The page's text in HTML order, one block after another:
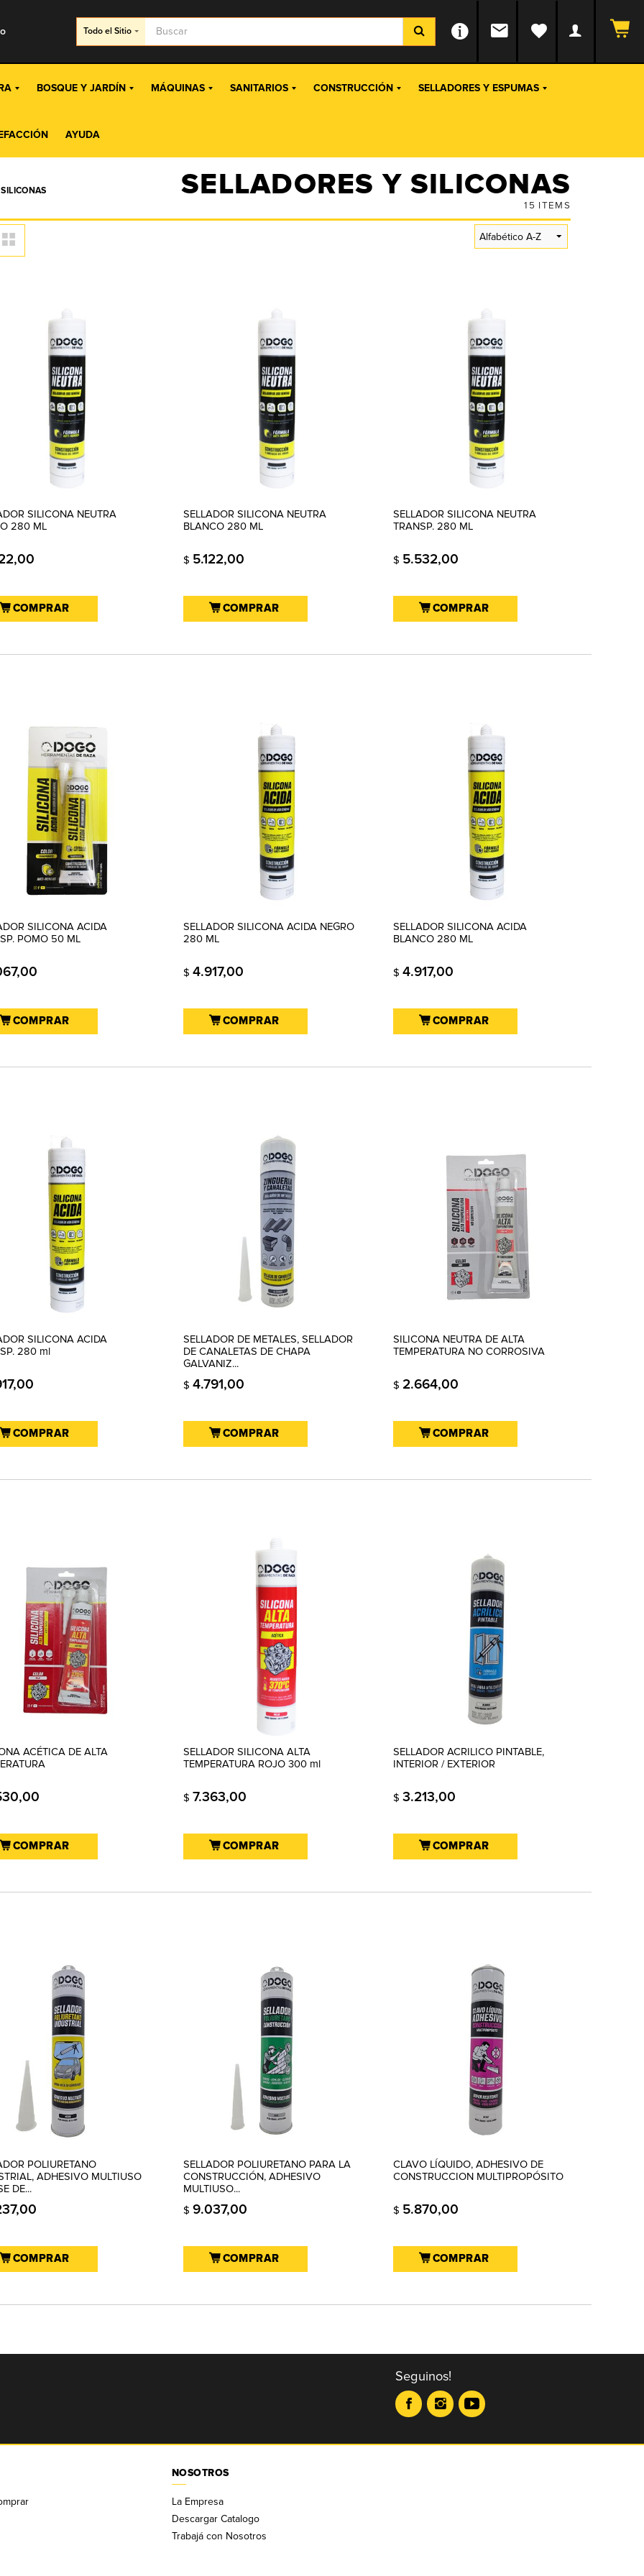
Todo el Sitio
BOSQUE Y JARDÍN MÁQUINAS SANITARIOS CONSTRUCCIÓN SELLADORES Y ESPUMAS
AYUDA
SELLADORES Y SILICONAS
15 ITEMS
SILICONA NEUTRA
280 ML
COMPRAR
SELLADOR SILICONA NEUTRA
BLANCO 280 ML
$ 5.122,00
COMPRAR
SELLADOR SILICONA NEUTRA
TRANSP. 280 ML
$ 5.532,00
COMPRAR
SILICONA ACIDA
POMO 50 ML
COMPRAR
SELLADOR SILICONA ACIDA NEGRO
280 ML
$ 4.917,00
COMPRAR
SELLADOR SILICONA ACIDA
BLANCO 280 ML
$ 4.917,00
COMPRAR
SILICONA ACIDA
280 ml
COMPRAR
SELLADOR DE METALES, SELLADOR
DE CANALETAS DE CHAPA
GALVANIZ...
$ 4.791,00
COMPRAR
SILICONA NEUTRA DE ALTA
TEMPERATURA NO CORROSIVA
$ 2.664,00
COMPRAR
ACÉTICA DE ALTA
COMPRAR
SELLADOR SILICONA ALTA
TEMPERATURA ROJO 300 ml
$ 7.363,00
COMPRAR
SELLADOR ACRILICO PINTABLE,
INTERIOR / EXTERIOR
$ 3.213,00
COMPRAR
POLIURETANO
ADHESIVO MULTIUSO
DE...
COMPRAR
SELLADOR POLIURETANO PARA LA
CONSTRUCCIÓN, ADHESIVO
MULTIUSO...
$ 9.037,00
COMPRAR
CLAVO LÍQUIDO, ADHESIVO DE
CONSTRUCCION MULTIPROPÓSITO
$ 5.870,00
COMPRAR
Seguinos!
NOSOTROS
La Empresa
Descargar Catalogo
Trabajá con Nosotros